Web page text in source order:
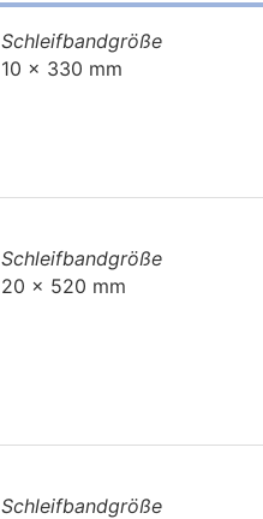
Schleifbandgröße
10 x 330 mm
Schleifbandgröße
20 x 520 mm
Schleifbandgröße